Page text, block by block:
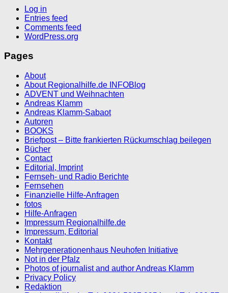
Log in
Entries feed
Comments feed
WordPress.org
Pages
About
About Regionalhilfe.de INFOBlog
ADVENT und Weihnachten
Andreas Klamm
Andreas Klamm-Sabaot
Autoren
BOOKS
Briefpost – Bitte frankierten Rückumschlag beilegen
Bücher
Contact
Editorial, Imprint
Fernseh- und Radio Berichte
Fernsehen
Finanzielle Hilfe-Anfragen
fotos
Hilfe-Anfragen
Impressum Regionalhilfe.de
Impressum, Editorial
Kontakt
Mehrgenerationenhaus Neuhofen Initiative
Not in der Pfalz
Photos of journalist and author Andreas Klamm
Privacy Policy
Redaktion